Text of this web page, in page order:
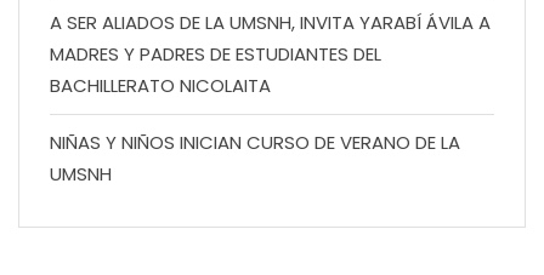
A SER ALIADOS DE LA UMSNH, INVITA YARABÍ ÁVILA A
MADRES Y PADRES DE ESTUDIANTES DEL
BACHILLERATO NICOLAITA
NIÑAS Y NIÑOS INICIAN CURSO DE VERANO DE LA
UMSNH